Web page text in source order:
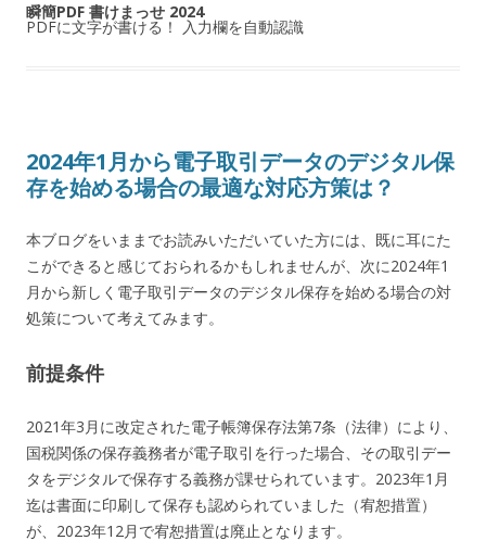
瞬簡PDF 書けまっせ 2024
PDFに文字が書ける！ 入力欄を自動認識
2024年1月から電子取引データのデジタル保
存を始める場合の最適な対応方策は？
本ブログをいままでお読みいただいていた方には、既に耳にた
こができると感じておられるかもしれませんが、次に2024年1
月から新しく電子取引データのデジタル保存を始める場合の対
処策について考えてみます。
前提条件
2021年3月に改定された電子帳簿保存法第7条（法律）により、
国税関係の保存義務者が電子取引を行った場合、その取引デー
タをデジタルで保存する義務が課せられています。2023年1月
迄は書面に印刷して保存も認められていました（宥恕措置）
が、2023年12月で宥恕措置は廃止となります。